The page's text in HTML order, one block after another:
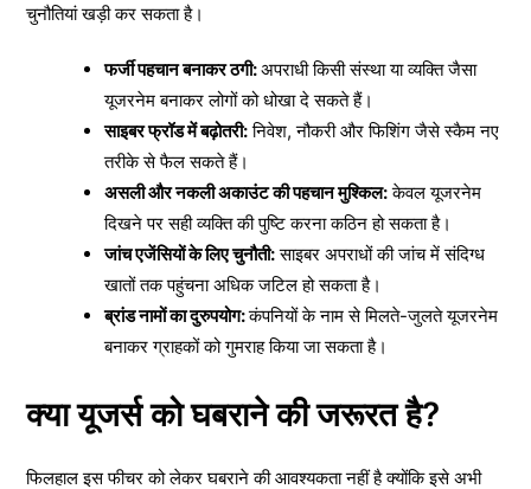
चुनौतियां खड़ी कर सकता है।
फर्जी पहचान बनाकर ठगी:अपराधी किसी संस्था या व्यक्ति जैसा
यूजरनेम बनाकर लोगों को धोखा दे सकते हैं।
साइबर फ्रॉड में बढ़ोतरी:निवेश, नौकरी और फिशिंग जैसे स्कैम नए
तरीके से फैल सकते हैं।
असली और नकली अकाउंट की पहचान मुश्किल:केवल यूजरनेम
दिखने पर सही व्यक्ति की पुष्टि करना कठिन हो सकता है।
जांच एजेंसियों के लिए चुनौती:साइबर अपराधों की जांच में संदिग्ध
खातों तक पहुंचना अधिक जटिल हो सकता है।
ब्रांड नामों का दुरुपयोग:कंपनियों के नाम से मिलते-जुलते यूजरनेम
बनाकर ग्राहकों को गुमराह किया जा सकता है।
क्या यूजर्स को घबराने की जरूरत है?
फिलहाल इस फीचर को लेकर घबराने की आवश्यकता नहीं है क्योंकि इसे अभी